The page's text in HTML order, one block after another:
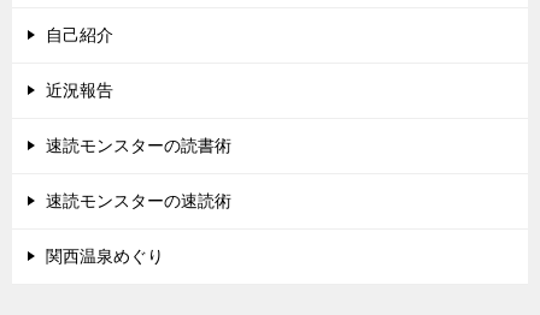
自己紹介
近況報告
速読モンスターの読書術
速読モンスターの速読術
関西温泉めぐり